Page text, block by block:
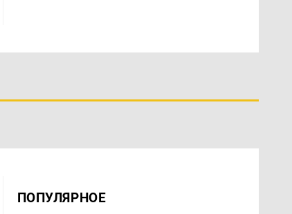
ПОПУЛЯРНОЕ